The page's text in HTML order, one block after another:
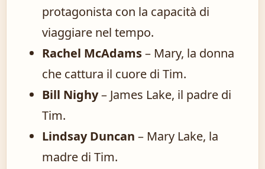
protagonista con la capacità di
viaggiare nel tempo.
Rachel McAdams– Mary, la donna
che cattura il cuore di Tim.
Bill Nighy– James Lake, il padre di
Tim.
Lindsay Duncan – Mary Lake, la
madre di Tim.